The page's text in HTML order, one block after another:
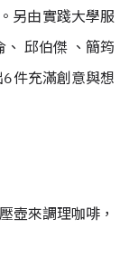
另由實踐大學服
邱伯傑 、簡筠
件充滿創意與想
壺來調理咖啡，